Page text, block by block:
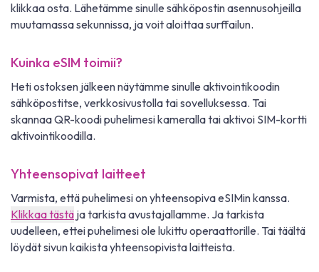
klikkaa osta. Lähetämme sinulle sähköpostin asennusohjeilla
muutamassa sekunnissa, ja voit aloittaa surffailun.
Kuinka eSIM toimii?
Heti ostoksen jälkeen näytämme sinulle aktivointikoodin
sähköpostitse, verkkosivustolla tai sovelluksessa. Tai
skannaa QR-koodi puhelimesi kameralla tai aktivoi SIM-kortti
aktivointikoodilla.
Yhteensopivat laitteet
Varmista, että puhelimesi on yhteensopiva eSIMin kanssa.
Klikkaa tästä ja tarkista avustajallamme. Ja tarkista
uudelleen, ettei puhelimesi ole lukittu operaattorille. Tai täältä
löydät sivun kaikista yhteensopivista laitteista.